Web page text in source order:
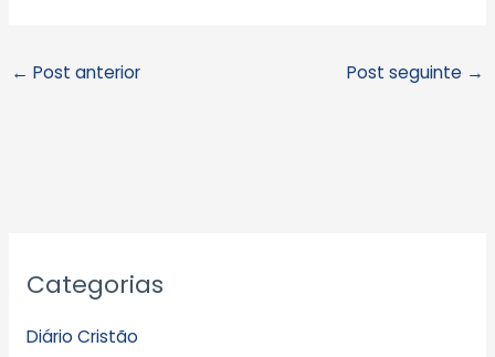
← Post anterior Post seguinte →
Categorias
Diário Cristão
r